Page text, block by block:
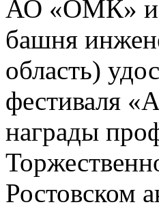
АО «ОМК» и
башня
область)
фестиваля
награды
Ростовском